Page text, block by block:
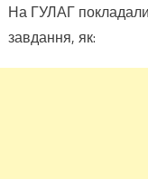
На ГУЛАГ
завдання, як: